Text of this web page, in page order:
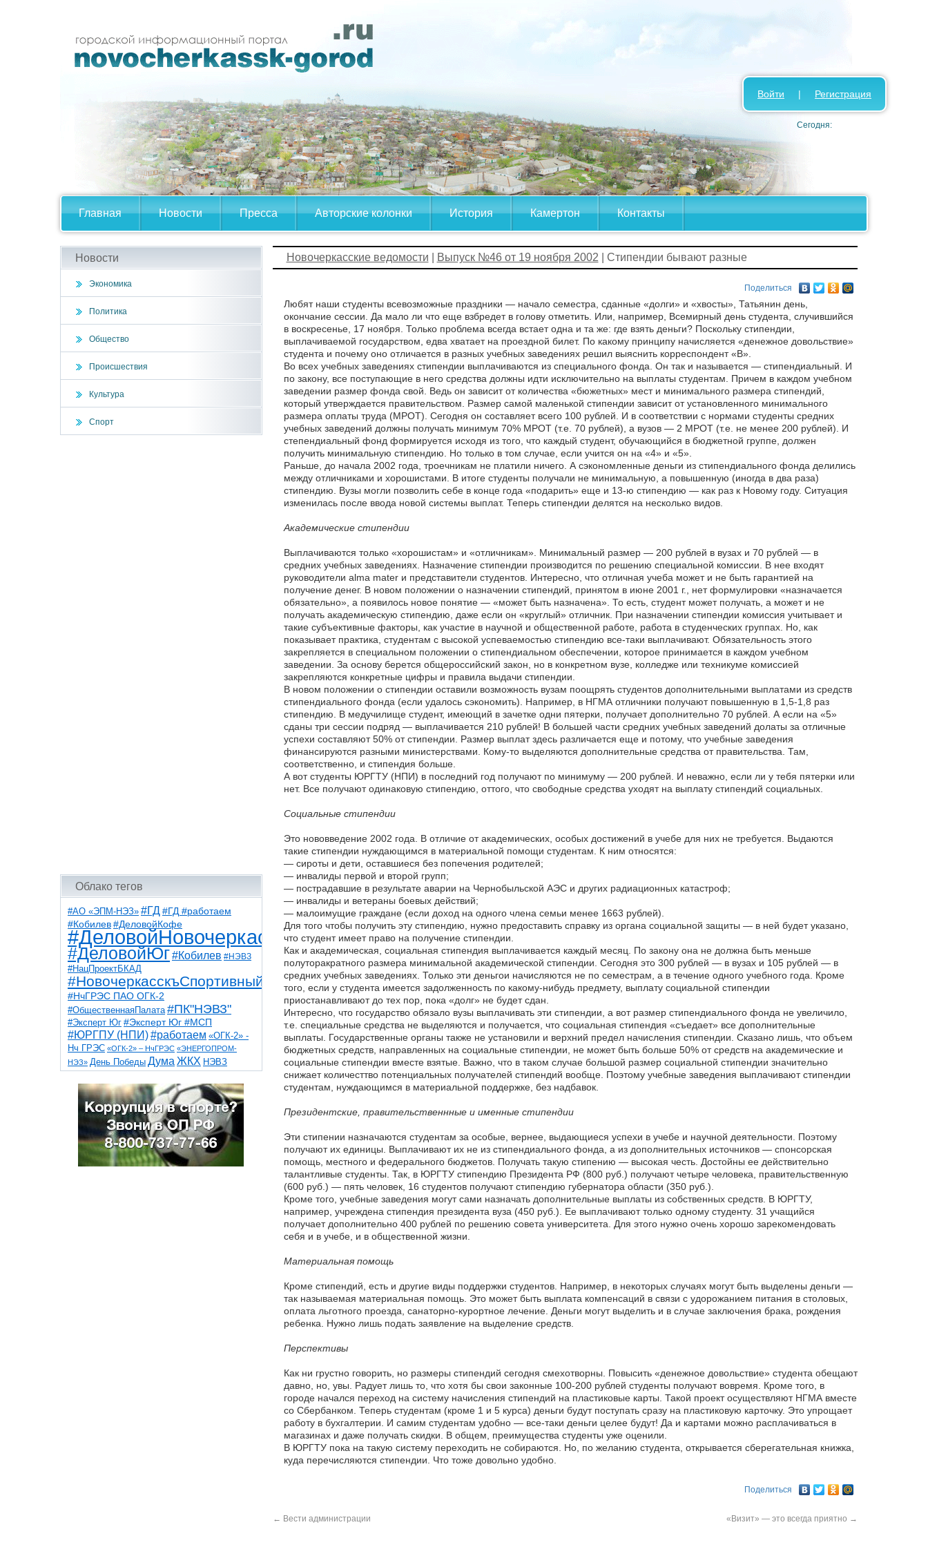
Главная Новости Пресса Авторские колонки История Камертон Контакты
Войти | Регистрация
Сегодня:
Новости
Экономика
Политика
Общество
Происшествия
Культура
Спорт
Облако тегов
#АО «ЭПМ-НЭЗ» #ГД #ГД #работаем
#Кобилев #ДеловойКофе
#ДеловойНовочеркасск
#ДеловойЮг#Кобилев #НЭВЗ
#НацПроектБКАД
#НовочеркасскъСпортивный
#НчГРЭС ПАО ОГК-2
#ОбщественнаяПалата #ПК"НЭВЗ"
#Эксперт Юг #Эксперт Юг #МСП
#ЮРГПУ (НПИ)#работаем «ОГК-2» -
Нч ГРЭС «ОГК-2» – НчГРЭС «ЭНЕРГОПРОМ-
НЭЗ» День Победы Дума ЖКХ НЭВЗ
НчГРЭС ТНТ
благоустройствоветераны выборы
детидороги казаки коррупция космос
общественная палата парк пожар роща
спорт театр транспорт художники
Новочеркасские ведомости Выпуск №46 от 19 ноября 2002 | Стипендии бывают разные
Поделиться
Любят наши студенты всевозможные праздники — начало семестра, сданные «долги» и «хвосты», Татьянин день,
окончание сессии. Да мало ли что еще взбредет в голову отметить. Или, например, Всемирный день студента, случившийся
в воскресенье, 17 ноября. Только проблема всегда встает одна и та же: где взять деньги? Поскольку стипендии,
выплачиваемой государством, едва хватает на проездной билет. По какому принципу начисляется «денежное довольствие»
студента и почему оно отличается в разных учебных заведениях решил выяснить корреспондент «В».
Во всех учебных заведениях стипендии выплачиваются из специального фонда. Он так и называется — стипендиальный. И
по закону, все поступающие в него средства должны идти исключительно на выплаты студентам. Причем в каждом учебном
заведении размер фонда свой. Ведь он зависит от количества «бюжетных» мест и минимального размера стипендий,
который утверждается правительством. Размер самой маленькой стипендии зависит от установленного минимального
размера оплаты труда (МРОТ). Сегодня он составляет всего 100 рублей. И в соответствии с нормами студенты средних
учебных заведений должны получать минимум 70% МРОТ (т.е. 70 рублей), а вузов — 2 МРОТ (т.е. не менее 200 рублей). И
степендиальный фонд формируется исходя из того, что каждый студент, обучающийся в бюджетной группе, должен
получить минимальную стипендию. Но только в том случае, если учится он на «4» и «5».
Раньше, до начала 2002 года, троечникам не платили ничего. А сэкономленные деньги из стипендиального фонда делились
между отличниками и хорошистами. В итоге студенты получали не минимальную, а повышенную (иногда в два раза)
стипендию. Вузы могли позволить себе в конце года «подарить» еще и 13-ю стипендию — как раз к Новому году. Ситуация
изменилась после ввода новой системы выплат. Теперь стипендии делятся на несколько видов.
Академические стипендии
Выплачиваются только «хорошистам» и «отличникам». Минимальный размер — 200 рублей в вузах и 70 рублей — в
средних учебных заведениях. Назначение стипендии производится по решению специальной комиссии. В нее входят
руководители alma mater и представители студентов. Интересно, что отличная учеба может и не быть гарантией на
получение денег. В новом положении о назначении стипендий, принятом в июне 2001 г., нет формулировки «назначается
обязательно», а появилось новое понятие — «может быть назначена». То есть, студент может получать, а может и не
получать академическую стипендию, даже если он «круглый» отличник. При назначении стипендии комиссия учитывает и
такие субъективные факторы, как участие в научной и общественной работе, работа в студенческих группах. Но, как
показывает практика, студентам с высокой успеваемостью стипендию все-таки выплачивают. Обязательность этого
закрепляется в специальном положении о стипендиальном обеспечении, которое принимается в каждом учебном
заведении. За основу берется общероссийский закон, но в конкретном вузе, колледже или техникуме комиссией
закрепляются конкретные цифры и правила выдачи стипендии.
В новом положении о стипендии оставили возможность вузам поощрять студентов дополнительными выплатами из средств
стипендиального фонда (если удалось сэкономить). Например, в НГМА отличники получают повышенную в 1,5-1,8 раз
стипендию. В медучилище студент, имеющий в зачетке одни пятерки, получает дополнительно 70 рублей. А если на «5»
сданы три сессии подряд — выплачивается 210 рублей! В большей части средних учебных заведений долаты за отличные
успехи составляют 50% от стипендии. Размер выплат здесь различается еще и потому, что учебные заведения
финансируются разными министерствами. Кому-то выделяются дополнительные средства от правительства. Там,
соответственно, и стипендия больше.
А вот студенты ЮРГТУ (НПИ) в последний год получают по минимуму — 200 рублей. И неважно, если ли у тебя пятерки или
нет. Все получают одинаковую стипендию, оттого, что свободные средства уходят на выплату стипендий социальных.
Социальные стипендии
Это нововведение 2002 года. В отличие от академических, особых достижений в учебе для них не требуется. Выдаются
такие стипендии нуждающимся в материальной помощи студентам. К ним относятся:
— сироты и дети, оставшиеся без попечения родителей;
— инвалиды первой и второй групп;
— пострадавшие в результате аварии на Чернобыльской АЭС и других радиационных катастроф;
— инвалиды и ветераны боевых действий;
— малоимущие граждане (если доход на одного члена семьи менее 1663 рублей).
Для того чтобы получить эту стипендию, нужно предоставить справку из органа социальной защиты — в ней будет указано,
что студент имеет право на получение стипендии.
Как и академическая, социальная стипендия выплачивается каждый месяц. По закону она не должна быть меньше
полуторакратного размера минимальной академической стипендии. Сегодня это 300 рублей — в вузах и 105 рублей — в
средних учебных заведениях. Только эти деньгои начисляются не по семестрам, а в течение одного учебного года. Кроме
того, если у студента имеется задолженность по какому-нибудь предмету, выплату социальной стипендии
приостанавливают до тех пор, пока «долг» не будет сдан.
Интересно, что государство обязало вузы выплачивать эти стипендии, а вот размер стипендиального фонда не увеличило,
т.е. специальные средства не выделяются и получается, что социальная стипендия «съедает» все дополнительные
выплаты. Государственные органы также не установили и верхний предел начисления стипендии. Сказано лишь, что объем
бюджетных средств, направленных на социальные стипендии, не может быть больше 50% от средств на академические и
социальные стипендии вместе взятые. Важно, что в таком случае большой размер социальной стипендии значительно
снижает количесттво потенциальных получателей стипендий вообще. Поэтому учебные заведения выплачивают стипендии
студентам, нуждающимся в материальной поддержке, без надбавок.
Президентские, правительственнные и именные стипендии
Эти стипении назначаются студентам за особые, вернее, выдающиеся успехи в учебе и научной деятельности. Поэтому
получают их единицы. Выплачивают их не из стипендиального фонда, а из дополнительных источников — спонсорская
помощь, местного и федерального бюджетов. Получать такую стипению — высокая честь. Достойны ее действительно
талантливые студенты. Так, в ЮРГТУ стипендию Президента РФ (800 руб.) получают четыре человека, правительственную
(600 руб.) — пять человек, 16 студентов получают стипендию губернатора области (350 руб.).
Кроме того, учебные заведения могут сами назначать дополнительные выплаты из собственных средств. В ЮРГТУ,
например, учреждена стипендия президента вуза (450 руб.). Ее выплачивают только одному студенту. 31 учащийся
получает дополнительно 400 рублей по решению совета университета. Для этого нужно очень хорошо зарекомендовать
себя и в учебе, и в общественной жизни.
Материальная помощь
Кроме стипендий, есть и другие виды поддержки студентов. Например, в некоторых случаях могут быть выделены деньги —
так называемая материальная помощь. Это может быть выплата компенсаций в связи с удорожанием питания в столовых,
оплата льготного проезда, санаторно-курортное лечение. Деньги могут выделить и в случае заключения брака, рождения
ребенка. Нужно лишь подать заявление на выделение средств.
Перспективы
Как ни грустно говорить, но размеры стипендий сегодня смехотворны. Повысить «денежное довольствие» студента обещают
давно, но, увы. Радует лишь то, что хотя бы свои законные 100-200 рублей студенты получают вовремя. Кроме того, в
городе начался переход на систему начисления стипендий на пластиковые карты. Такой проект осуществляют НГМА вместе
со Сбербанком. Теперь студентам (кроме 1 и 5 курса) деньги будут поступать сразу на пластиковую карточку. Это упрощает
работу в бухгалтерии. И самим студентам удобно — все-таки деньги целее будут! Да и картами можно расплачиваться в
магазинах и даже получать скидки. В общем, преимущества студенты уже оценили.
В ЮРГТУ пока на такую систему переходить не собираются. Но, по желанию студента, открывается сберегательная книжка,
куда перечисляются стипендии. Что тоже довольно удобно.
Поделиться
← Вести администрации «Визит» — это всегда приятно →